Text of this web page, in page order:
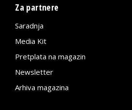
Za partnere
Saradnja
Media Kit
Pretplata na magazin
Newsletter
Arhiva magazina